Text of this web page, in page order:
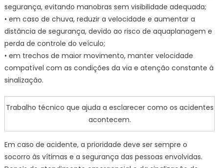
segurança, evitando manobras sem visibilidade adequada;
• em caso de chuva, reduzir a velocidade e aumentar a
distância de segurança, devido ao risco de aquaplanagem e
perda de controle do veículo;
• em trechos de maior movimento, manter velocidade
compatível com as condições da via e atenção constante à
sinalização.
Trabalho técnico que ajuda a esclarecer como os acidentes
acontecem.
Em caso de acidente, a prioridade deve ser sempre o
socorro às vítimas e a segurança das pessoas envolvidas.